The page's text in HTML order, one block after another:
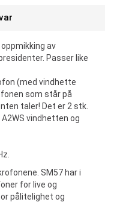
av
Passer like
(med vindhette
som står på
taler! Det er 2 stk.
vindhetten og
SM57 har i
for live og
pålitelighet og